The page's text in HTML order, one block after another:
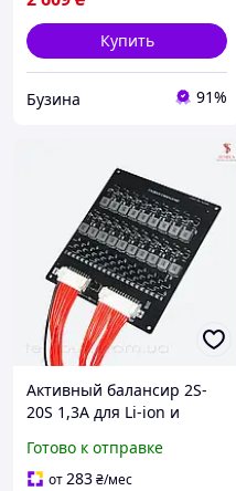
Купить
Бузина 91%
Активный балансир 2S-
20S 1,3A для Li-ion и
подложке
Готово к отправке
от283₴/мес